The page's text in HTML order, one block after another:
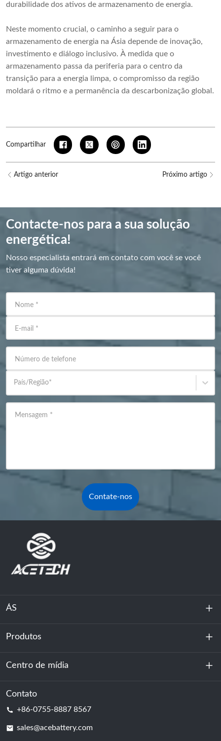
durabilidade dos ativos de armazenamento de energia.
Neste momento crucial, o caminho a seguir para o
armazenamento de energia na Ásia depende de inovação,
investimento e diálogo inclusivo. À medida que o
armazenamento passa da periferia para o centro da
transição para a energia limpa, o compromisso da região
moldará o ritmo e a permanência da descarbonização global.
Compartilhar
Artigo anterior Próximo artigo
Contacte-nos para a sua solução
energética!
Nosso especialista entrará em contato com você se você
tiver alguma dúvida!
Nome *
E-mail *
Número de telefone
País/Região*
Mensagem *
Contate-nos
ÁS
Sobre nós
Sustentabilidade
Produtos
Armazenamento de energia
Centro de dados e sala de servidores
Centro de mídia
Notícias
Contato
+86-0755-8887 8567
sales@acebattery.com